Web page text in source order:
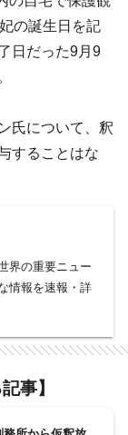
の誕生日を記
日だった9月9
氏について、釈
することはな
界の重要ニュー
情報を速報・詳
事】